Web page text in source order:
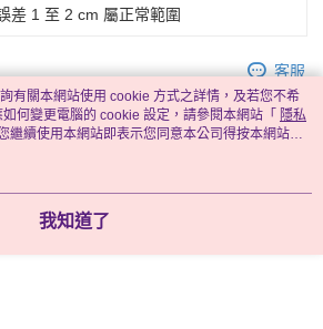
差 1 至 2 cm 屬正常範圍
客服
有關本網站使用 cookie 方式之詳情，及若您不希
何變更電腦的 cookie 設定，請參閱本網站「 隱私
繼續使用本網站即表示您同意本公司得按本網站使
。
我知道了